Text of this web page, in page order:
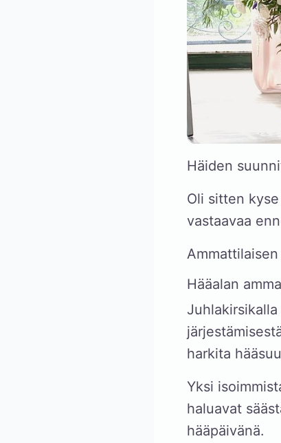
Häiden
Oli sitten
vastaavaa
Hääalan
harkita
Yksi
haluavat
hääpäivänä.